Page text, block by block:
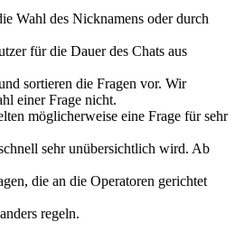
Wahl des Nicknamens oder durch
für die Dauer des Chats aus
sortieren die Fragen vor. Wir
einer Frage nicht.
möglicherweise eine Frage für sehr
sehr unübersichtlich wird. Ab
die an die Operatoren gerichtet
regeln.